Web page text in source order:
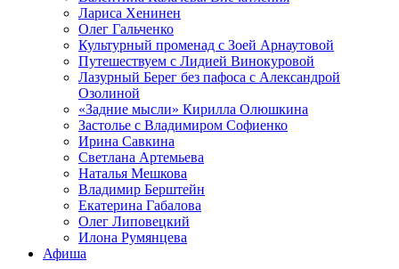
Лариса Хенинен
Олег Гальченко
Культурный променад с Зоей Арнаутовой
Путешествуем с Лидией Винокуровой
Лазурный Берег без пафоса с Александрой
Озолиной
«Задние мысли» Кирилла Олюшкина
Застолье с Владимиром Софиенко
Ирина Савкина
Светлана Артемьева
Наталья Мешкова
Владимир Берштейн
Екатерина Габалова
Олег Липовецкий
Илона Румянцева
Афиша